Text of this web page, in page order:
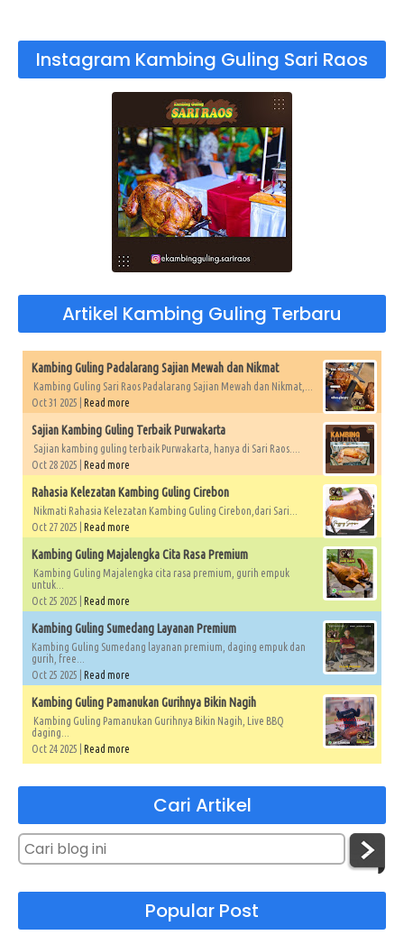
Instagram Kambing Guling Sari Raos
Artikel Kambing Guling Terbaru
Kambing Guling Padalarang Sajian Mewah dan Nikmat
Kambing Guling Sari Raos Padalarang Sajian Mewah dan Nikmat,...
Oct 31 2025 | Read more
Sajian Kambing Guling Terbaik Purwakarta
Sajian kambing guling terbaik Purwakarta, hanya di Sari Raos....
Oct 28 2025 | Read more
Rahasia Kelezatan Kambing Guling Cirebon
Nikmati Rahasia Kelezatan Kambing Guling Cirebon,dari Sari...
Oct 27 2025 | Read more
Kambing Guling Majalengka Cita Rasa Premium
Kambing Guling Majalengka cita rasa premium, gurih empuk
untuk...
Oct 25 2025 | Read more
Kambing Guling Sumedang Layanan Premium
Kambing Guling Sumedang layanan premium, daging empuk dan
gurih, free...
Oct 25 2025 | Read more
Kambing Guling Pamanukan Gurihnya Bikin Nagih
Kambing Guling Pamanukan Gurihnya Bikin Nagih, Live BBQ
daging...
Oct 24 2025 | Read more
Cari Artikel
Popular Post